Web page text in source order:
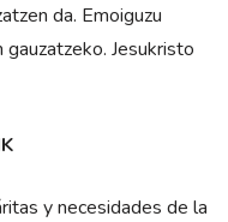
da. Emoiguzu
Jesukristo
y necesidades de la